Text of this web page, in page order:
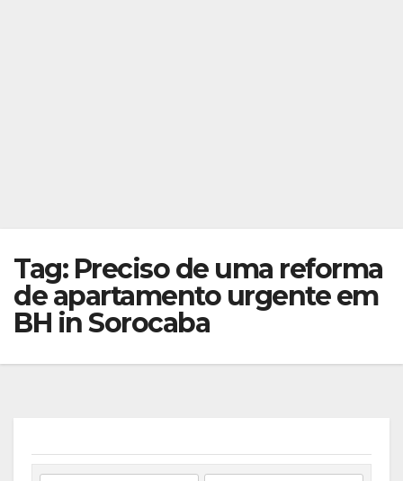
Tag: Preciso de uma reforma
de apartamento urgente em
BH in Sorocaba